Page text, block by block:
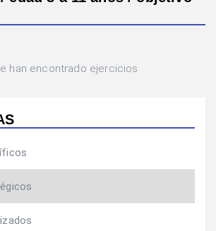
han encontrado ejercicios